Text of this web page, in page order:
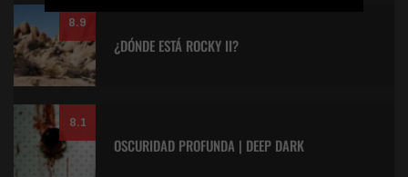
8.9
¿DÓNDE ESTÁ ROCKY II?
8.1
OSCURIDAD PROFUNDA | DEEP DARK